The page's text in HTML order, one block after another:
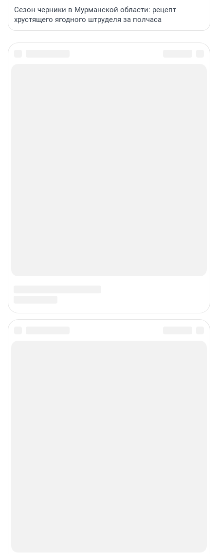
Сезон черники в Мурманской области: рецепт
хрустящего ягодного штруделя за полчаса